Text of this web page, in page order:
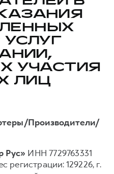
DARGO X
от 3 499 000 ₽
F7X
обслуживания
GWM
УЧАСТИЯ
ЛИЦ
Производители/
Рус» ИНН 7729763331
регистрации: 129226, г.